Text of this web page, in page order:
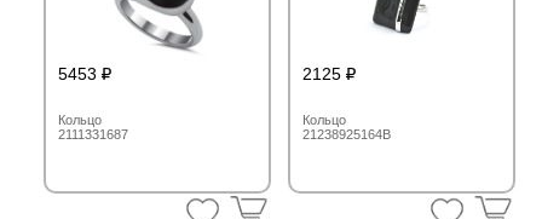
2125
Кольцо
21238925164B
5453
Кольцо
2111331687